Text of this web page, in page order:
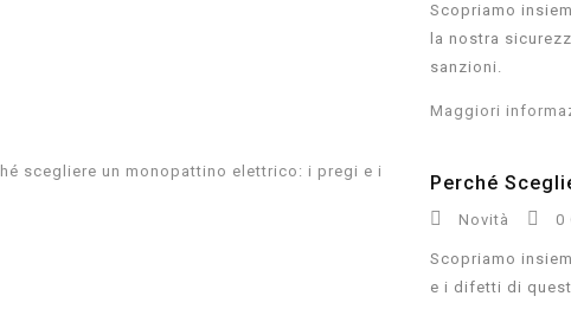
Scopriamo
la nostra
sanzioni.
Maggiori
Perché
 Novità  0
Scopriamo
e i difetti di